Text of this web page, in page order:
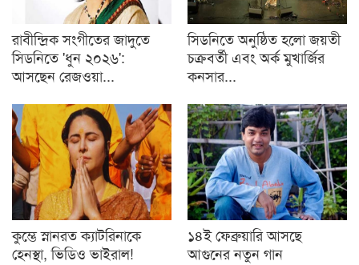
রাবীন্দ্রিক সংগীতের জাদুতে
সিডনিতে 'ধুন ২০২৬':
আসছেন রেজওয়া...
সিডনিতে অনুষ্ঠিত হলো জয়তী
চক্রবর্তী এবং অর্ক মুখার্জির
কনসার...
কুম্ভে স্নানরত ক্যাটরিনাকে
হেনস্থা, ভিডিও ভাইরাল!
১৪ই ফেব্রুয়ারি আসছে
আগুনের নতুন গান